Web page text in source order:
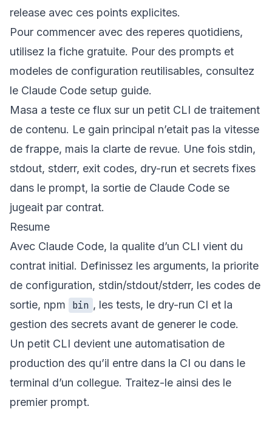
release avec ces points explicites.
Pour commencer avec des reperes quotidiens,
utilisez la fiche gratuite. Pour des prompts et
modeles de configuration reutilisables, consultez
le Claude Code setup guide.
Masa a teste ce flux sur un petit CLI de traitement
de contenu. Le gain principal n’etait pas la vitesse
de frappe, mais la clarte de revue. Une fois stdin,
stdout, stderr, exit codes, dry-run et secrets fixes
dans le prompt, la sortie de Claude Code se
jugeait par contrat.
Resume
Avec Claude Code, la qualite d’un CLI vient du
contrat initial. Definissez les arguments, la priorite
de configuration, stdin/stdout/stderr, les codes de
sortie, npm
bin , les tests, le dry-run CI et la
gestion des secrets avant de generer le code.
Un petit CLI devient une automatisation de
production des qu’il entre dans la CI ou dans le
terminal d’un collegue. Traitez-le ainsi des le
premier prompt.